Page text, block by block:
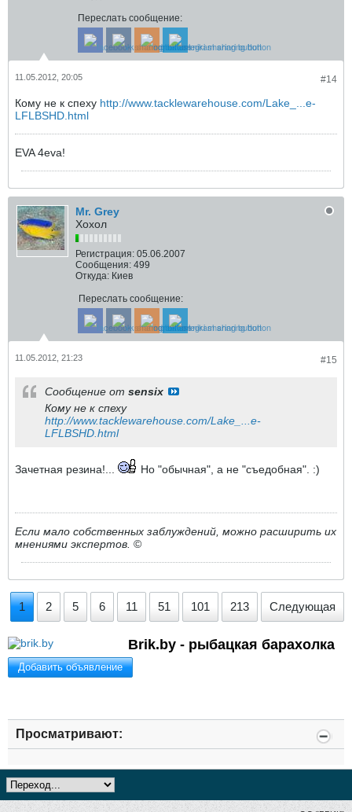
Переслать сообщение:
#14
11.05.2012, 20:05
Кому не к спеху http://www.tacklewarehouse.com/Lake_...e-
LFLBSHD.html
EVA 4eva!
Mr. Grey
Хохол
Регистрация: 05.06.2007
Сообщения: 499
Откуда: Киев
Переслать сообщение:
#15
11.05.2012, 21:23
Сообщение от sensix
Кому не к спеху
http://www.tacklewarehouse.com/Lake_...e-
LFLBSHD.html
Зачетная резина!... Но "обычная", а не "съедобная". :)
Если мало собственных заблуждений, можно расширить их
мнениями экспертов. ©
1 2 5 6 11 51 101 213 Следующая
Brik.by - рыбацкая барахолка
Добавить объявление
Просматривают: